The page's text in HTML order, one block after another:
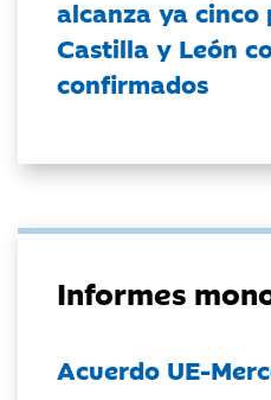
alcanza ya cinco
Castilla y León
confirmados
Informes
Acuerdo UE-